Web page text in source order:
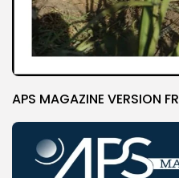
APS MAGAZINE VERSION FR